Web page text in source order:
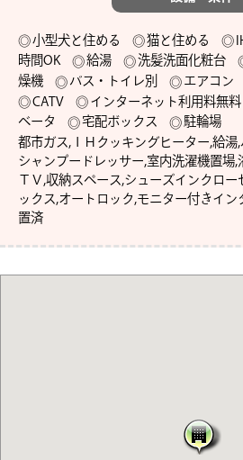
小型犬と住める 猫と住める
時間OK
給湯 洗髪洗面化粧台
燥機
バス・トイレ別 エアコン
CATV
インターネット利用料無料
ベータ
宅配ボックス
駐輪場
都市ガス,ＩＨクッキングヒーター,給湯
シャンプードレッサー,室内洗濯機置場,
ＴＶ,収納スペース,シューズインクロ
ックス,オートロック,モニター付きイ
置済